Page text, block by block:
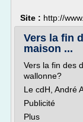
Site : http://
Vers la fin
maison ...
Vers la fin des
wallonne?
Le cdH, André
Publicité
Plus